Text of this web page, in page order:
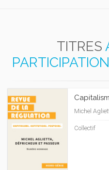
TITRES
Michel
Collectif